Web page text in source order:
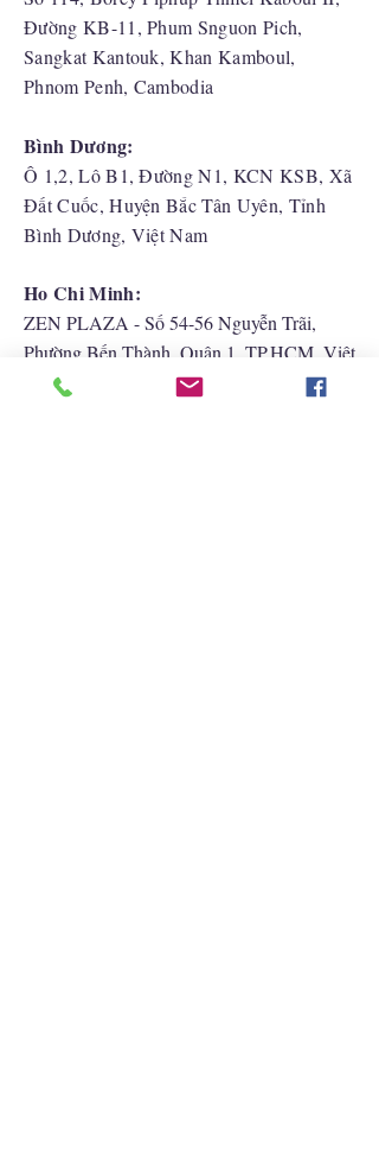
Đường KB-11, Phum Snguon Pich,
Sangkat Kantouk, Khan Kamboul,
Phnom Penh, Cambodia
Bình Dương:
Ô 1,2, Lô B1, Đường N1, KCN KSB, Xã
Đất Cuốc, Huyện Bắc Tân Uyên, Tỉnh
Bình Dương, Việt Nam
Ho Chi Minh:
ZEN PLAZA - Số 54-56 Nguyễn Trãi,
Phường Bến Thành, Quận 1, TP.HCM, Việt
Nam